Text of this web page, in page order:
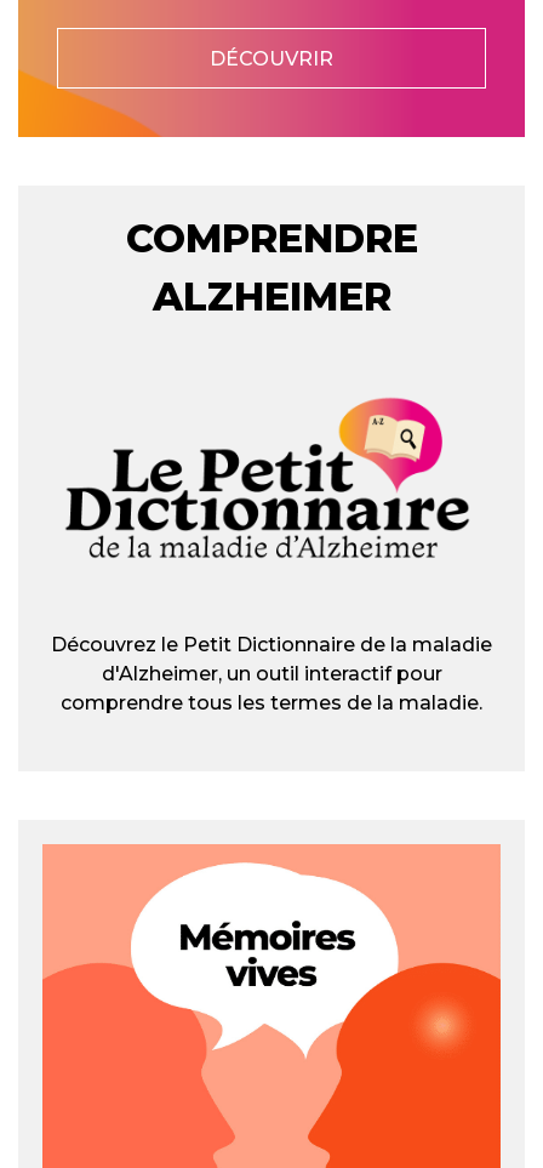
DÉCOUVRIR
COMPRENDRE
ALZHEIMER
Découvrez le Petit Dictionnaire de la maladie
d'Alzheimer, un outil interactif pour
comprendre tous les termes de la maladie.